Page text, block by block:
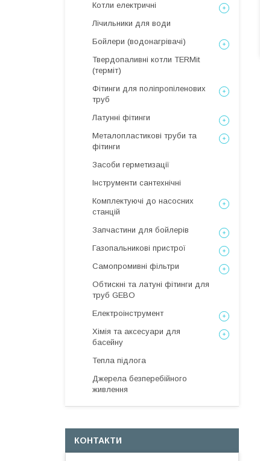
Котли електричні
Лічильники для води
Бойлери (водонагрівачі)
Твердопаливні котли TERMit
(терміт)
Фітинги для поліпропіленових
труб
Латунні фітинги
Металопластикові труби та
фітинги
Засоби герметизації
Інструменти сантехнічні
Комплектуючі до насосних
станцій
Запчастини для бойлерів
Газопальникові пристрої
Самопромивні фільтри
Обтискні та латуні фітинги для
труб GEBO
Електроінструмент
Хімія та аксесуари для
басейну
Тепла підлога
Джерела безперебійного
живлення
КОНТАКТИ